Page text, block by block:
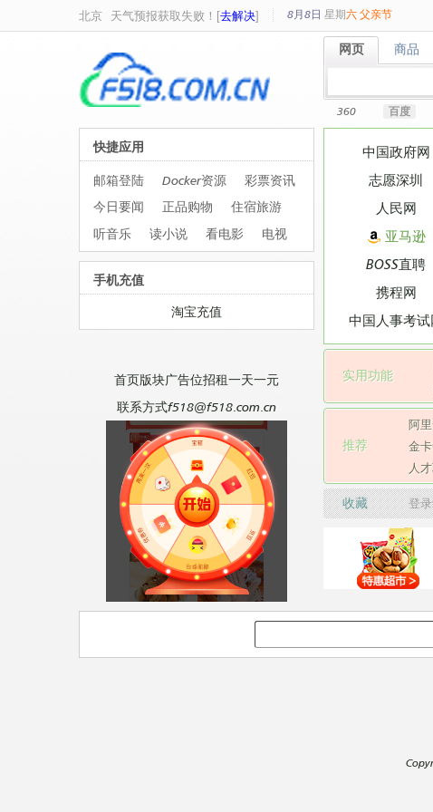
北京 天气预报获取失败！[去解决] 8月8日 星期六 父亲节
网页
网页 商品
商品
360 百度
中国政府网
志愿深圳
人民网
亚马逊
BOSS直聘
携程网
中国人事考试
实用功能
推荐
阿
金
人
收藏 登
快捷应用
邮箱登陆 Docker资源
彩票资讯
今日要闻
正品购物
住宿旅游
听音乐
读小说 看电影 电视
手机充值
淘宝充值
首页版块广告位招租一天一元
联系方式f518@f518.com.cn